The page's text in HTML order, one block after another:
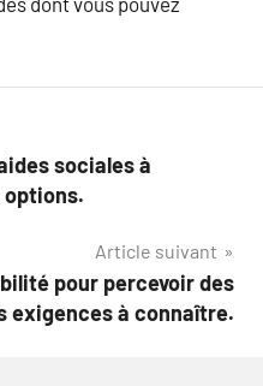
sociales à
options.
Article suivant
pour percevoir des
exigences à connaître.